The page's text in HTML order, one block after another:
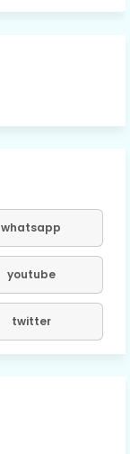
whatsapp
youtube
twitter